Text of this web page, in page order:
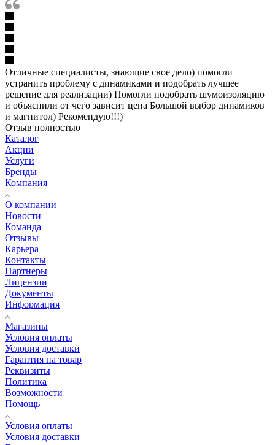
Отличные специалисты, знающие свое дело) помогли
устранить проблему с динамиками и подобрать лучшее
решение для реализации) Помогли подобрать шумоизоляцию
и объяснили от чего зависит цена Большой выбор динамиков
и магнитол) Рекомендую!!!)
Отзыв полностью
Каталог
Акции
Услуги
Бренды
Компания
О компании
Новости
Команда
Отзывы
Карьера
Контакты
Партнеры
Лицензии
Документы
Информация
Магазины
Условия оплаты
Условия доставки
Гарантия на товар
Реквизиты
Политика
Возможности
Помощь
Условия оплаты
Условия доставки